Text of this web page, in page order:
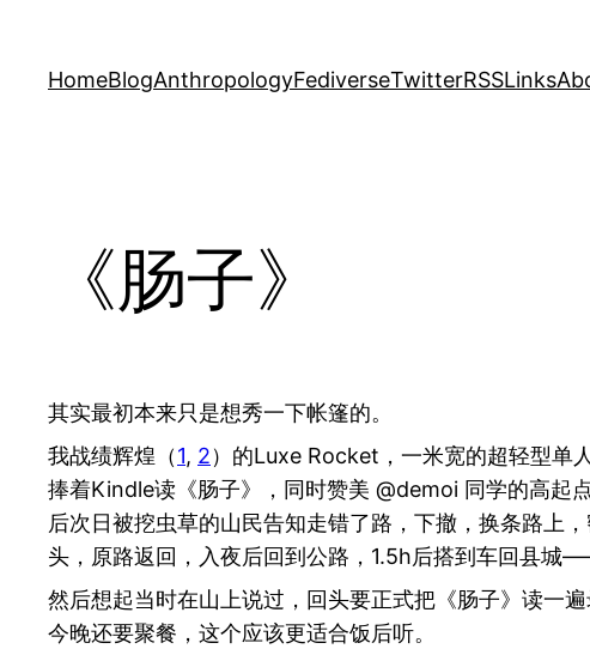
content
HomeBlogAnthropologyFediverseTwitterRSSLinks
《肠子》
其实最初本来只是想秀一下帐篷的。
我战绩辉煌（1, 2）的Luxe Rocket，一米宽的超轻型单
捧着Kindle读《肠子》，同时赞美 @demoi 同学的高起
后次日被挖虫草的山民告知走错了路，下撤，换条路上
头，原路返回，入夜后回到公路，1.5h后搭到车回县城
然后想起当时在山上说过，回头要正式把《肠子》读一
今晚还要聚餐，这个应该更适合饭后听。